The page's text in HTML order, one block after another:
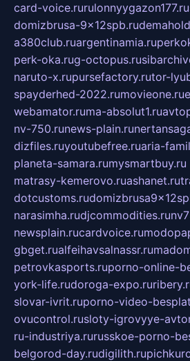
card-voice.rurulonnyygazon177.ru
domizbrusa-9x12spb.ru
a380club.ruargentinamia.ru
perk-oka.rug-octopus.ru
naruto-x.rupursefactory.rutor-
spayderhed-2022.rumovieone.ru
webamator.ruma-absolut1.ru
nv-750.runews-plain.ru
dizfiles.ruyoutubefree.ruaria-
planeta-samara.rumysmartbuy.ru
matrasy-kemerovo.ruashanet.ru
dotcustoms.ru
narasimha.rudjcommodities.ru
newsplain.rucardvoice.ru
gbget.rualfeihavsalnassr.ru
petrovkasports.ruporno-online-
york-life.rudoroga-expo.ru
slovar-ivrit.ruporno-video-
ovucontrol.rusloty-igrovyye-
ru-industriya.rurusskoe-porno-
belgorod-day.rudigilith.ru